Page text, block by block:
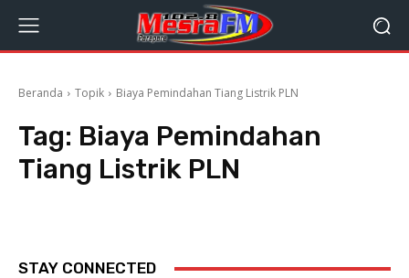
Beranda Topik Biaya Pemindahan Tiang Listrik PLN
Tag: Biaya Pemindahan
Tiang Listrik PLN
STAY CONNECTED